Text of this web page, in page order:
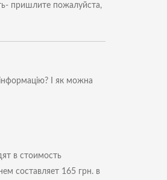
пришлите пожалуйста,
І як можна
в стоимость
составляет 165 грн. в